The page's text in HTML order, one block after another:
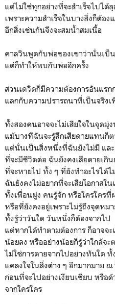
แต่ไม่ใช่ทุกอย่างที่จะสำเร็จไปได้ลุ
เพราะความสำเร็จในบางสิ่งก็ต้อง
อีกสิ่งเช่นกันจึงจะสมน้ำสมเนื้อ
คาลวินพูดกับพ่อของเขาว่านั่นเป็น
แต่ก็ทำให้พบกับพ่ออีกครั้ง
ส่วนเดวิดก็มีความต้องการอันแรก
แลกกับความปรารถนาที่เป็นจริง
ทั้งสองคนอาจจะไม่เสียใจในจุดมุ่
แม้บางทีฉันจะรู้สึกเสียดายแทนก็
แต่นั่นเป็นสิ่งหนึ่งที่ฉันยังไม่มี แล
ที่จะมีชีวิตต่อ ฉันยังคงเสียดายเกิน
ที่จะหายไป ทั้ง ๆ ที่ยังทำอะไรได้
ฉันยังคงไม่อยากที่จะเสียโอกาสใน
ทั้งเพื่อนฝูง คนรู้จัก หรือใครใครที่
หรือที่ยังคงอยู่เพราะไม่รู้ถึงจุดหม
ทั้งรู้ว่าวันใด วันหนึ่งก็ต้องจากไป
แต่หากได้ทำตามต้องการ ก็อาจจะ
น้อยลง หรืออย่างน้อยก็รู้ว่าใกล้จะ
ไม่ใช่การตายจากไปอย่างทันใด​ ทั้
แคลงใจ​ในสิ่งต่าง ๆ อีกมากมาย
ก่อนที่จะไปอย่างเงียบเชียบ หรือ
จากใครใคร